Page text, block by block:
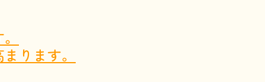
ります。